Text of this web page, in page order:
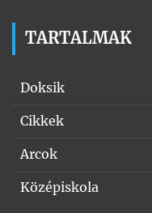
TARTALMAK
Doksik
Cikkek
Arcok
Középiskola